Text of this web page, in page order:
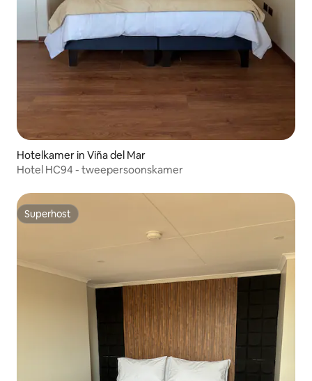
Hotelkamer in Viña del Mar
Hotel HC94 - tweepersoonskamer
Superhost
Superhost